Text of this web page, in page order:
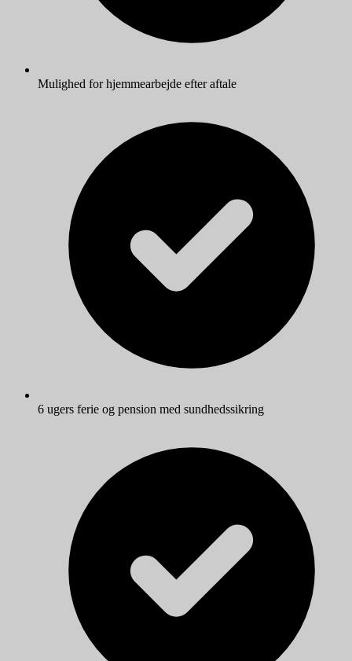
Mulighed for hjemmearbejde efter aftale
6 ugers ferie og pension med sundhedssikring